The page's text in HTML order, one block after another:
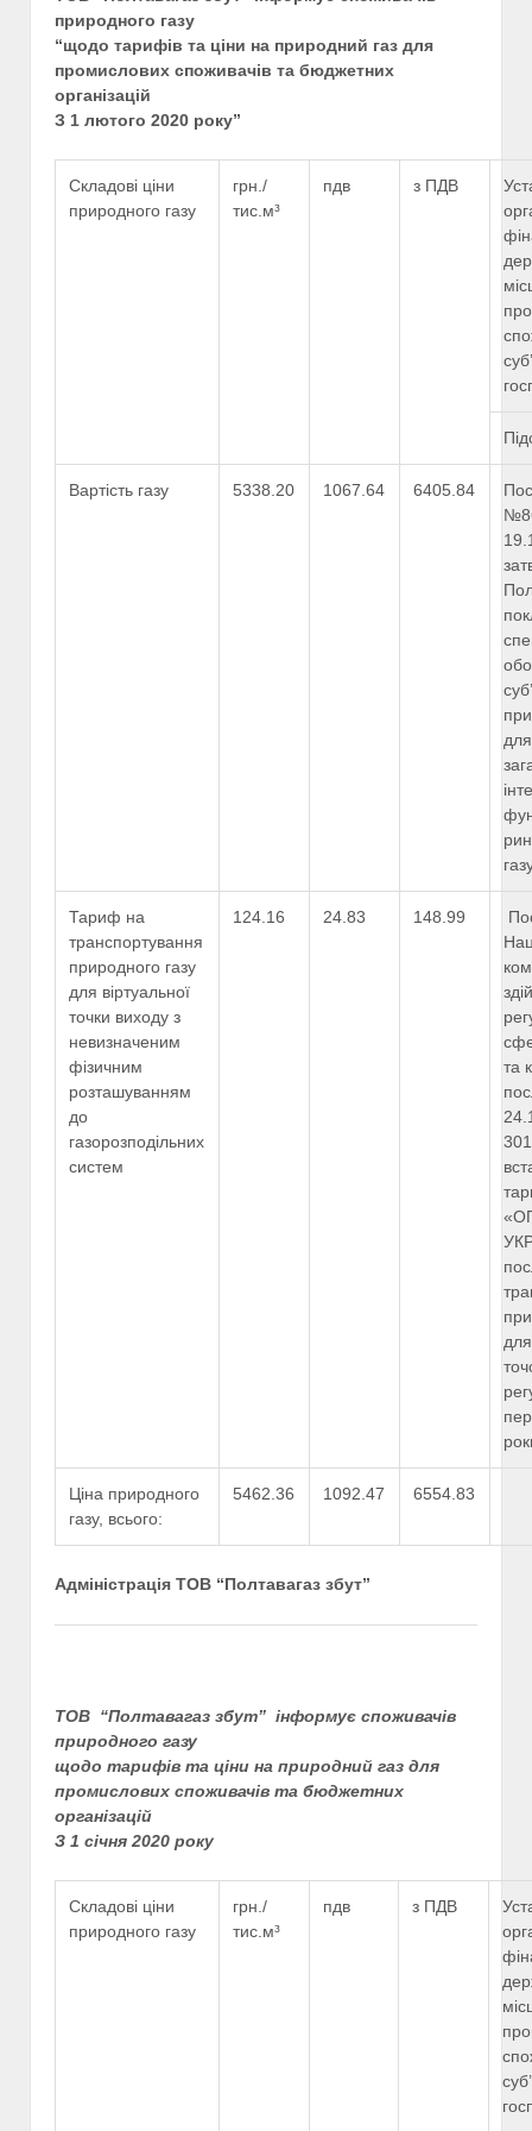
природного газу
“щодо тарифів та ціни на природний газ для
промислових споживачів та бюджетних
організацій
З 1 лютого 2020 року”
Складові ціни
природного газу
грн./
тис.м³
пдв з ПДВ
Вартість газу 5338.20 1067.64 6405.84
Тариф на
транспортування
природного газу
для віртуальної
точки виходу з
невизначеним
фізичним
розташуванням
до
газорозподільних
систем
124.16 24.83 148.99
та
Ціна природного
газу, всього:
5462.36 1092.47 6554.83
Адміністрація ТОВ “Полтавагаз збут”
ТОВ “Полтавагаз збут” інформує споживачів
природного газу
щодо тарифів та ціни на природний газ для
промислових споживачів та бюджетних
організацій
З 1 січня 2020 року
Складові ціни
природного газу
грн./
тис.м³
пдв з ПДВ